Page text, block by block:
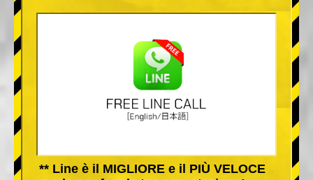
** Line è il MIGLIORE e il PIÙ VELOCE